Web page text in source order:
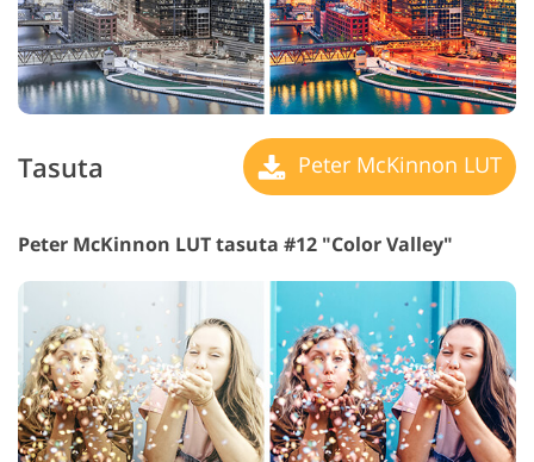
Tasuta Peter McKinnon LUT
Peter McKinnon LUT tasuta #12 "Color Valley"